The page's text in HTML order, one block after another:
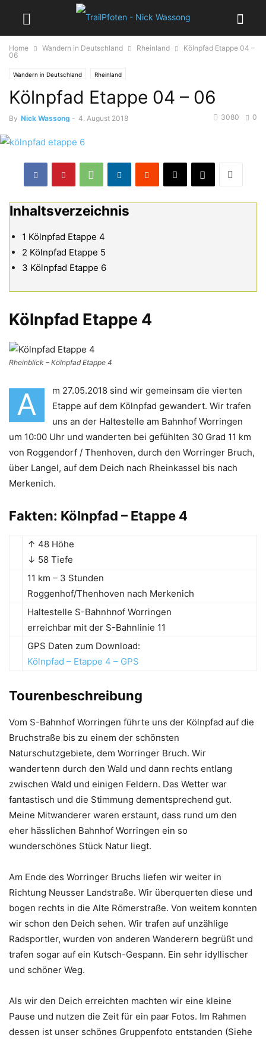
Home Wandern in Deutschland Rheinland
Kölnpfad Etappe 04 –
06
Wandern in Deutschland Rheinland
Kölnpfad Etappe 04 – 06
By Nick Wassong - 4. August 2018 0
3080
Inhaltsverzeichnis
1 Kölnpfad Etappe 4
2 Kölnpfad Etappe 5
3 Kölnpfad Etappe 6
Kölnpfad Etappe 4
Rheinblick – Kölnpfad Etappe 4
A
m 27.05.2018 sind wir gemeinsam die vierten
Etappe auf dem Kölnpfad gewandert. Wir trafen
uns an der Haltestelle am Bahnhof Worringen
um 10:00 Uhr und wanderten bei gefühlten 30 Grad 11 km
von Roggendorf / Thenhoven, durch den Worringer Bruch,
über Langel, auf dem Deich nach Rheinkassel bis nach
Merkenich.
Fakten: Kölnpfad – Etappe 4
↑ 48 Höhe
↓ 58 Tiefe
11 km – 3 Stunden
Roggenhof/Thenhoven nach Merkenich
Haltestelle S-Bahnhnof Worringen
erreichbar mit der S-Bahnlinie 11
GPS Daten zum Download:
Kölnpfad – Etappe 4 – GPS
Tourenbeschreibung
Vom S-Bahnhof Worringen führte uns der Kölnpfad auf die
Bruchstraße bis zu einem der schönsten
Naturschutzgebiete, dem Worringer Bruch. Wir
wandertenn durch den Wald und dann rechts entlang
zwischen Wald und einigen Feldern. Das Wetter war
fantastisch und die Stimmung dementsprechend gut.
Meine Mitwanderer waren erstaunt, dass rund um den
eher hässlichen Bahnhof Worringen ein so
wunderschönes Stück Natur liegt.
Am Ende des Worringer Bruchs liefen wir weiter in
Richtung Neusser Landstraße. Wir überquerten diese und
bogen rechts in die Alte Römerstraße. Von weitem konnten
wir schon den Deich sehen. Wir trafen auf unzählige
Radsportler, wurden von anderen Wanderern begrüßt und
trafen sogar auf ein Kutsch-Gespann. Ein sehr idyllischer
und schöner Weg.
Als wir den Deich erreichten machten wir eine kleine
Pause und nutzen die Zeit für ein paar Fotos. Im Rahmen
dessen ist unser schönes Gruppenfoto entstanden (Siehe